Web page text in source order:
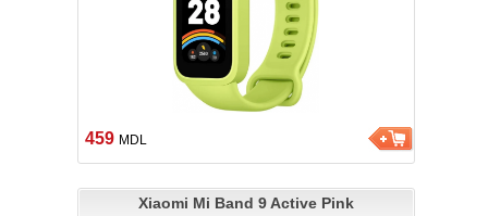
459 MDL
Xiaomi Mi Band 9 Active Pink